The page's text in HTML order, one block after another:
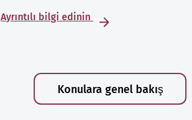
Ayrıntılı bilgi edinin
Konulara genel bakış